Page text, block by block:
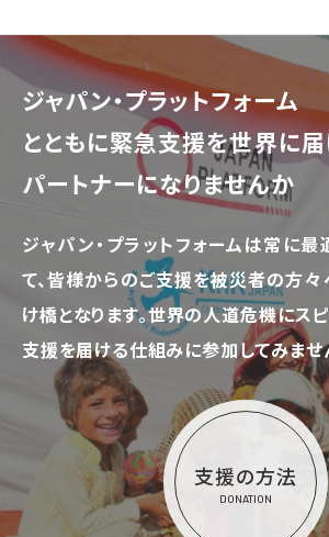
ジャパン・プラットフォーム
とともに緊急支援を世界に
パートナーになりませんか
ジャパン・プラットフォームは常に
て、皆様からのご支援を被災者の方
け橋となります。世界の人道危機にス
支援を届ける仕組みに参加してみませ
支援の方法
DONATION